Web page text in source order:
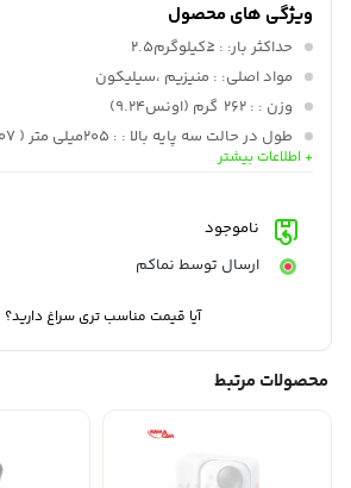
ویژگی های محصول
حداکثر بار: : ≤کیلوگرم2.5
مواد اصلی: : منیزیم ،سیلیکون
وزن : : 262 گرم (اونس9.24)
طول در حالت سه پایه بالا : : 205میلی متر ( 8.07 اینچ )
طول در حالت نمایش پایین :
+ اطلاعات بیشتر
ناموجود
ارسال توسط نماکم
آیا قیمت مناسب تری سراغ دارید؟
محصولات مرتبط